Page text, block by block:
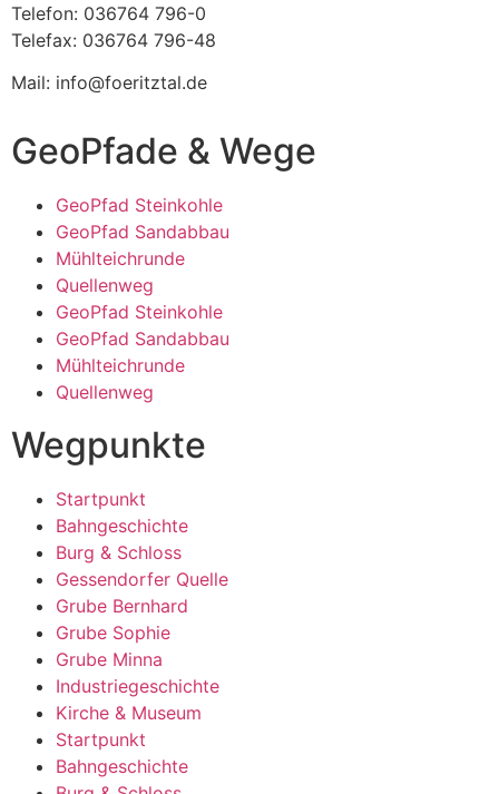
Telefon: 036764 796-0
Telefax: 036764 796-48
Mail: info@foeritztal.de
GeoPfade & Wege
GeoPfad Steinkohle
GeoPfad Sandabbau
Mühlteichrunde
Quellenweg
GeoPfad Steinkohle
GeoPfad Sandabbau
Mühlteichrunde
Quellenweg
Wegpunkte
Startpunkt
Bahngeschichte
Burg & Schloss
Gessendorfer Quelle
Grube Bernhard
Grube Sophie
Grube Minna
Industriegeschichte
Kirche & Museum
Startpunkt
Bahngeschichte